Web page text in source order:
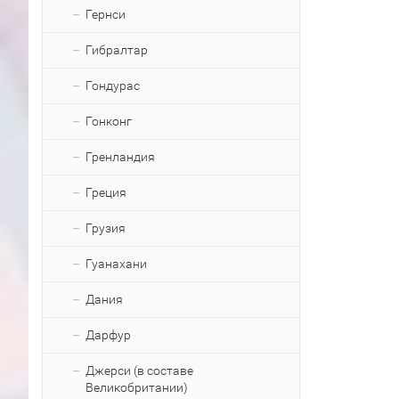
Гернси
Гибралтар
Гондурас
Гонконг
Гренландия
Греция
Грузия
Гуанахани
Дания
Дарфур
Джерси (в составе
Великобритании)